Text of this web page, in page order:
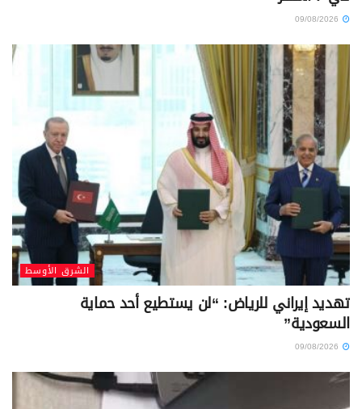
الشرق الأوسط
تهديد إيراني للرياض: “لن يستطيع أحد حماية
السعودية”